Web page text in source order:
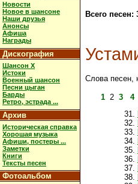
Новости
Новое в шансоне
Наши друзья
Анонсы
Афиша
Награды
Дискография
Шансон X
Истоки
Военный шансон
Песни цыган
Барды
Ретро, эстрада ...
Архив
Историческая справка
Хорошая музыка
Афиши, постеры ...
Заметки
Книги
Тексты песен
Фотоальбом
Всего песен:
Слова песен,
1 2 3 4